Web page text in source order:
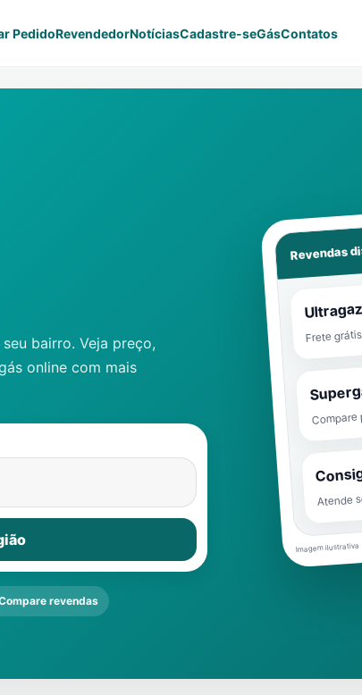
PedidoRevendedorNotíciasCadastre-seGásContatos
bairro. Veja preço,
online com mais
revendas
Revendas
Frete grátis
Compare
Atende
Imagem ilustrativa